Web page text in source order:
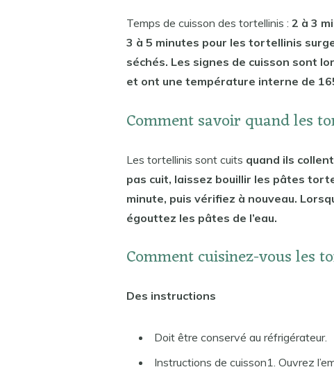
Temps de cuisson des tortellinis : 2 à 3
3 à 5 minutes pour les tortellinis
séchés. Les signes de cuisson sont
et ont une température interne de
Comment savoir quand les
Les tortellinis sont cuits quand ils
pas cuit, laissez bouillir les pâtes
minute, puis vérifiez à nouveau.
égouttez les pâtes de l’eau.
Comment cuisinez-vous les
Des instructions
Doit être conservé au réfrigérateur.
Instructions de cuisson1. Ouvrez